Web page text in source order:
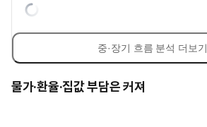
중·장기 흐름 분석 더보기
물가·환율·집값 부담은 커져